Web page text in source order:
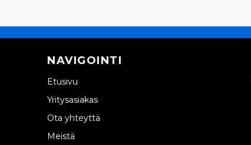
NAVIGOINTI
Etusivu
Yritysasiakas
Ota yhteyttä
Meistä